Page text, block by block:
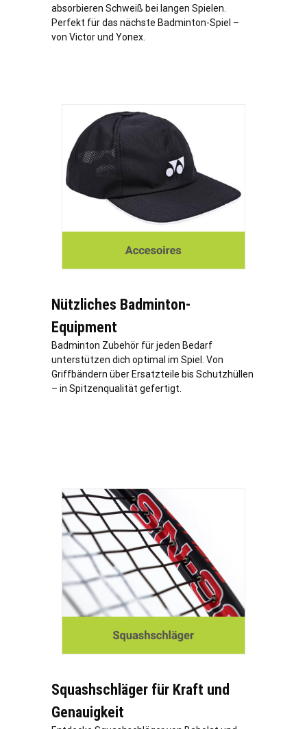
absorbieren Schweiß bei langen Spielen.
Perfekt für das nächste Badminton-Spiel –
von Victor und Yonex.
Nützliches Badminton-
Equipment
Badminton Zubehör für jeden Bedarf
unterstützen dich optimal im Spiel. Von
Griffbändern über Ersatzteile bis Schutzhüllen
– in Spitzenqualität gefertigt.
Squashschläger für Kraft und
Genauigkeit